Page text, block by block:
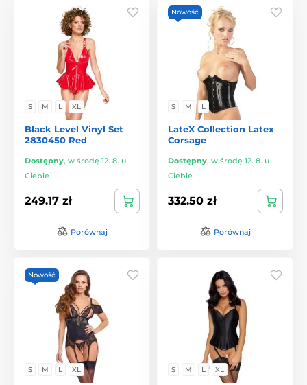
S M L XL
Black Level Vinyl Set
2830450 Red
Dostępny, w środę 12. 8. u
Ciebie
249.17 zł
Porównaj
Nowość
S M L
LateX Collection Latex
Corsage
Dostępny, w środę 12. 8. u
Ciebie
332.50 zł
Porównaj
Nowość
S M L XL S M L XL